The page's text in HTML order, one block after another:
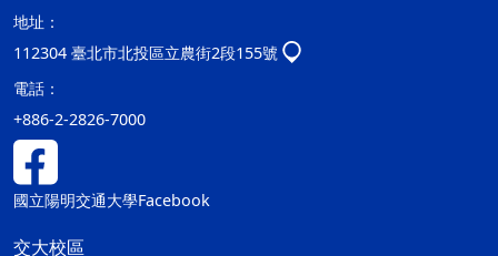
地址：
112304 臺北市北投區立農街2段155號
電話：
+886-2-2826-7000
國立陽明交通大學Facebook
交大校區